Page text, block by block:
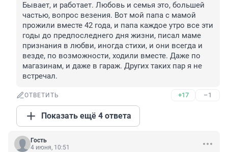
Бывает, и работает. Любовь и семья это, большей
частью, вопрос везения. Вот мой папа с мамой
прожили вместе 42 года, и папа каждое утро все эти
годы до предпоследнего дня жизни, писал маме
признания в любви, иногда стихи, и они всегда и
везде, по возможности, ходили вместе. Даже по
магазинам, и даже в гараж. Других таких пар я не
встречал.
ОТВЕТИТЬ +17 –1
Показать ещё 4 ответа
Гость
4 июня, 10:51